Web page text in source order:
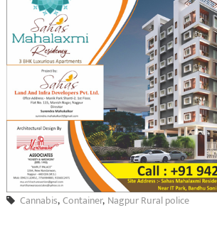
Cannabis,Container, Nagpur Rural police